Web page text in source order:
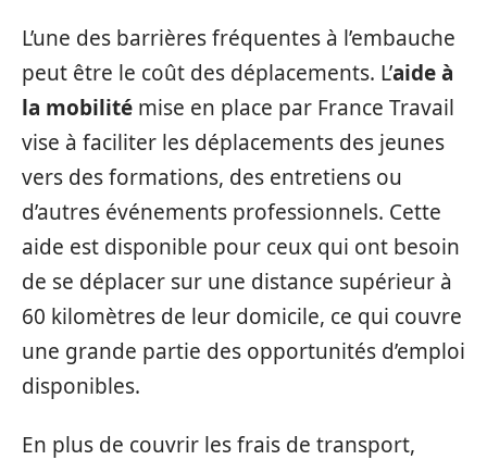
L’une des barrières fréquentes à l’embauche
peut être le coût des déplacements. L’aide à
la mobilité mise en place par France Travail
vise à faciliter les déplacements des jeunes
vers des formations, des entretiens ou
d’autres événements professionnels. Cette
aide est disponible pour ceux qui ont besoin
de se déplacer sur une distance supérieur à
60 kilomètres de leur domicile, ce qui couvre
une grande partie des opportunités d’emploi
disponibles.
En plus de couvrir les frais de transport,